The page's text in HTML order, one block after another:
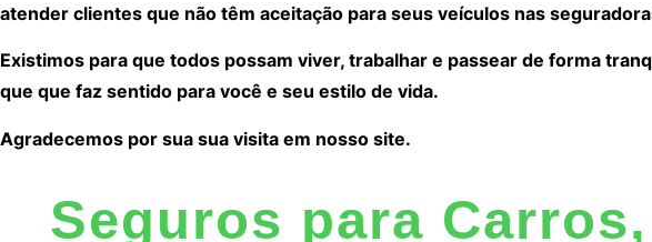
atender clientes que não têm aceitação para seus veículos nas
Existimos para que todos possam viver, trabalhar e passear de forma
que que faz sentido para você e seu estilo de vida.
Agradecemos por sua sua visita em nosso site.
Seguros para